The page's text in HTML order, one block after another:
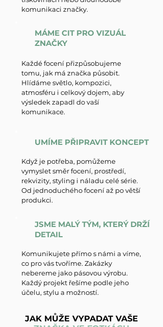
komunikaci značky.
MÁME CIT PRO VIZUÁL
ZNAČKY
Každé focení přizpůsobujeme
tomu, jak má značka působit.
Hlídáme světlo, kompozici,
atmosféru i celkový dojem, aby
výsledek zapadl do vaší
komunikace.
UMÍME PŘIPRAVIT KONCEPT
Když je potřeba, pomůžeme
vymyslet směr focení, prostředí,
rekvizity, styling i náladu celé série.
Od jednoduchého focení až po větší
produkci.
JSME MALÝ TÝM, KTERÝ DRŽÍ
DETAIL
Komunikujete přímo s námi a víme,
co pro vás tvoříme. Zakázky
nebereme jako pásovou výrobu.
Každý projekt řešíme podle jeho
účelu, stylu a možností.
JAK MŮŽE VYPADAT VAŠE